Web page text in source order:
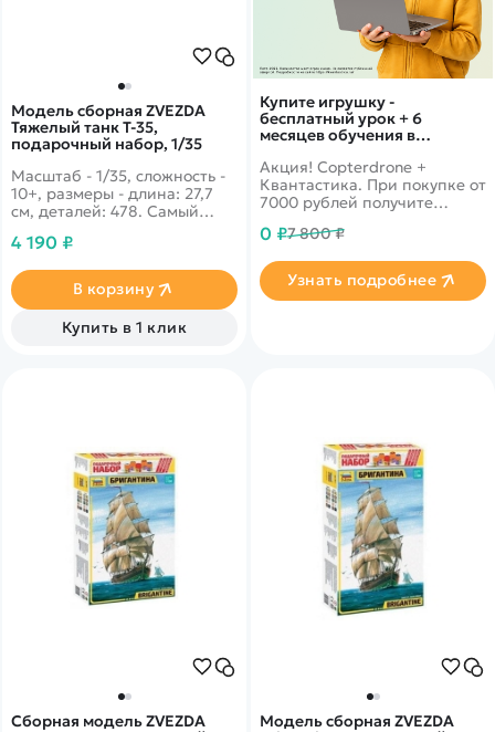
Купите игрушку -
бесплатный урок + 6
месяцев обучения в
Акция! Copterdrone +
Квантастика. При покупке от
7000 рублей получите
нашего партнера
0 ₽7 800 ₽
Узнать подробнее
Модель сборная ZVEZDA
Тяжелый танк Т-35,
подарочный набор, 1/35
Масштаб - 1/35, сложность -
10+, размеры - длина: 27,7
см, деталей: 478. Самый
гигант советских времен.
4 190 ₽
В корзину
Купить в 1 клик
Сборная модель ZVEZDA
Модель сборная ZVEZDA